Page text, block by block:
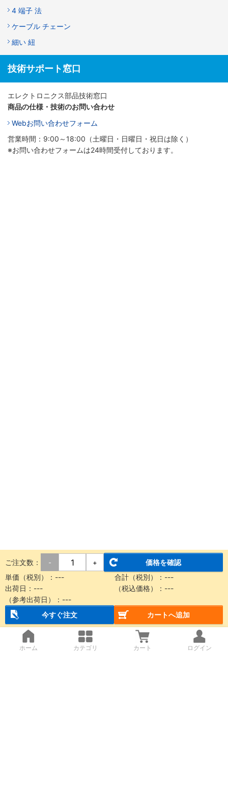
4 端子 法
ケーブル チェーン
細い 紐
技術サポート窓口
エレクトロニクス部品技術窓口
商品の仕様・技術のお問い合わせ
Webお問い合わせフォーム
営業時間：9:00～18:00（土曜日・日曜日・祝日は除く）
※お問い合わせフォームは24時間受付しております。
ご注文数： - +
価格を確認
単価（税別）： --- 合計（税別）： ---
出荷日： --- （税込価格）： ---
（参考出荷日）： ---
今すぐ注文
カートへ追加
ホーム カテゴリ カート ログイン